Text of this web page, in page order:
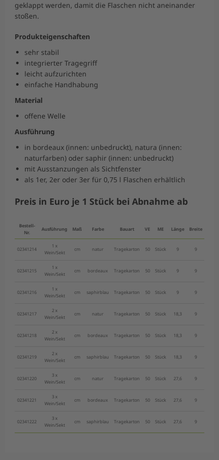
geklappt werden, damit die Flaschen nicht aneinander
stoßen.
Produkteigenschaften
sehr stabil
integrierter Tragegriff
leicht aufzurichten
einfache Handhabung
Material
offene Welle
Ausführung
in bordeaux (innen: unbedruckt), natura (innen:
naturfarben) oder saphir (innen: unbedruckt)
mit Ausstanzungen als Sichtfenster
als 1er, 2er oder 3er für 0,75 l Flaschen erhältlich
Preis in Euro je 1 Stück bei Abnahme ab
Bestell-
Nr.
Ausführung Maß Farbe Bauart VE ME Länge Breite
02341214
1 x
Wein/Sekt
cm natur Tragekarton 50 Stück 9 9
02341215
1 x
Wein/Sekt
cm bordeaux Tragekarton 50 Stück 9 9
02341216
1 x
Wein/Sekt
cm saphirblau Tragekarton 50 Stück 9 9
02341217
2 x
Wein/Sekt
cm natur Tragekarton 50 Stück 18,3 9
02341218
2 x
Wein/Sekt
cm bordeaux Tragekarton 50 Stück 18,3 9
02341219
2 x
Wein/Sekt
cm saphirblau Tragekarton 50 Stück 18,3 9
02341220
3 x
Wein/Sekt
cm natur Tragekarton 50 Stück 27,6 9
02341221
3 x
Wein/Sekt
cm bordeaux Tragekarton 50 Stück 27,6 9
02341222
3 x
Wein/Sekt
cm saphirblau Tragekarton 50 Stück 27,6 9